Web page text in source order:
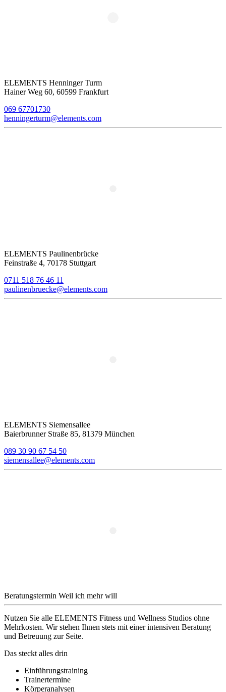
ELEMENTS Henninger Turm
Hainer Weg 60, 60599 Frankfurt
069 67701730
henningerturm@elements.com
ELEMENTS Paulinenbrücke
Feinstraße 4, 70178 Stuttgart
0711 518 76 46 11
paulinenbruecke@elements.com
ELEMENTS Siemensallee
Baierbrunner Straße 85, 81379 München
089 30 90 67 54 50
siemensallee@elements.com
Beratungstermin Weil ich mehr will
Nutzen Sie alle ELEMENTS Fitness und Wellness Studios ohne
Mehrkosten. Wir stehen Ihnen stets mit einer intensiven Beratung
und Betreuung zur Seite.
Das steckt alles drin
Einführungstraining
Trainertermine
Körperanalysen